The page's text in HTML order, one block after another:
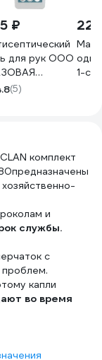
₽
для рук ООО
(5)
1-
комплект
и
службы.
с
проблем.
капли
во время